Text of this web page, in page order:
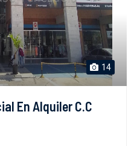
14
En Alquiler C.C